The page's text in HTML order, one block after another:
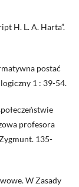
H. L. A. Harta”.
postać
1 : 39-54.
profesora
135-
W Zasady